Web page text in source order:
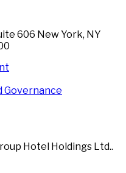
606 New York, NY
Governance
Hotel Holdings Ltd..